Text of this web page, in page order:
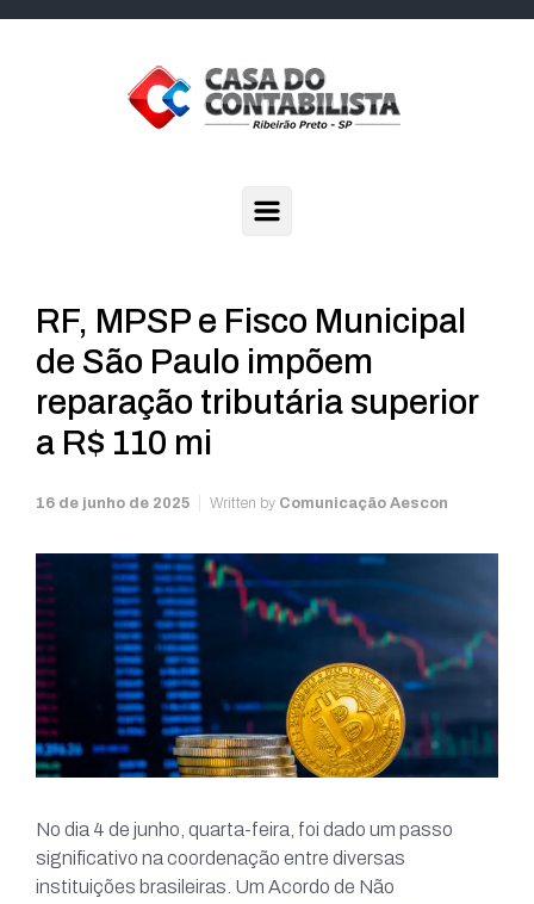
RF, MPSP e Fisco Municipal
de São Paulo impõem
reparação tributária superior
a R$ 110 mi
16 de junho de 2025 Written by Comunicação Aescon
No dia 4 de junho, quarta-feira, foi dado um passo
significativo na coordenação entre diversas
instituições brasileiras. Um Acordo de Não